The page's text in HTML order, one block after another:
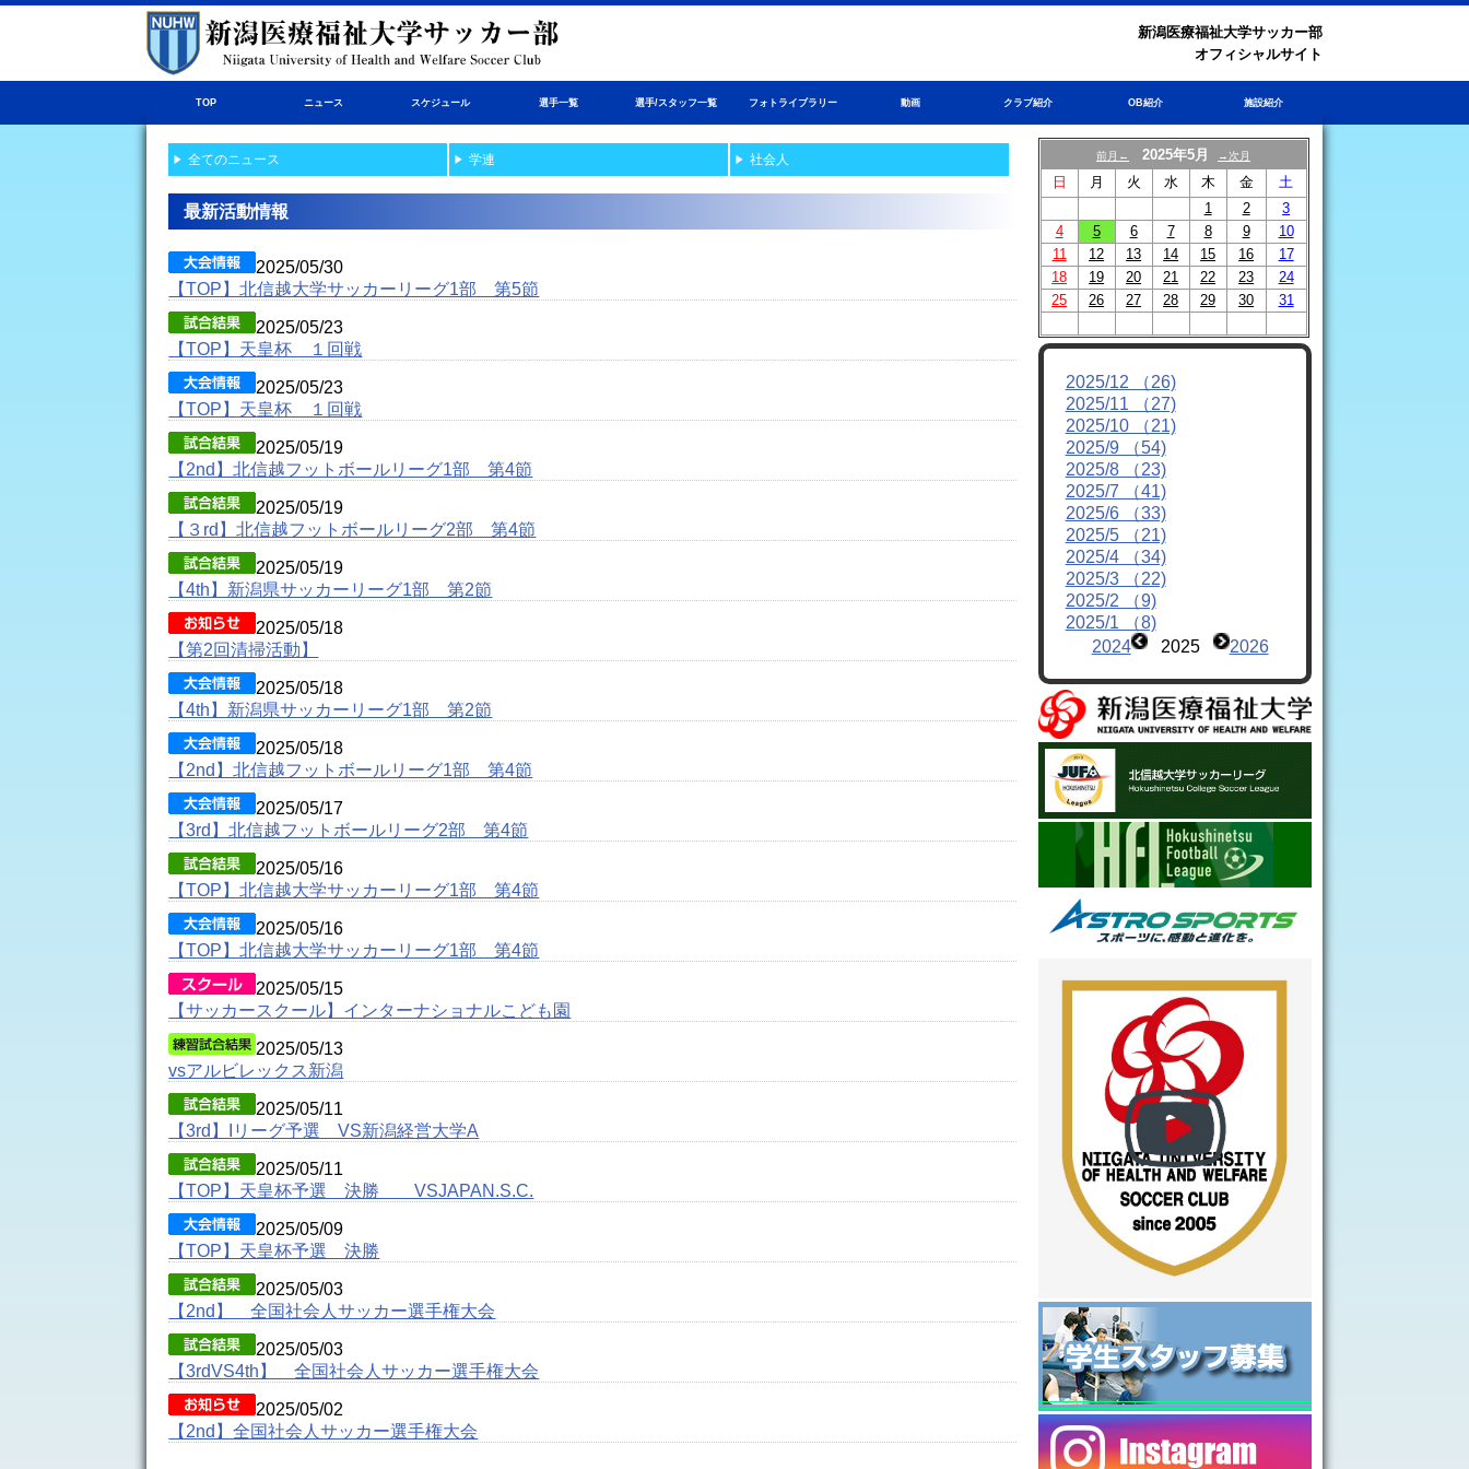
新潟医療福祉大学サッカー部
オフィシャルサイト
TOP ニュース スケジュール 選手一覧 選手/スタッフ一覧 フォトライブラリー 動画 クラブ紹介 OB紹介 施設紹介
全てのニュース 学連 社会人
最新活動情報
2025/05/30
【TOP】北信越大学サッカーリーグ1部 第5節
2025/05/23
【TOP】天皇杯 １回戦
2025/05/23
【TOP】天皇杯 １回戦
2025/05/19
【2nd】北信越フットボールリーグ1部 第4節
2025/05/19
【３rd】北信越フットボールリーグ2部 第4節
2025/05/19
【4th】新潟県サッカーリーグ1部 第2節
2025/05/18
【第2回清掃活動】
2025/05/18
【4th】新潟県サッカーリーグ1部 第2節
2025/05/18
【2nd】北信越フットボールリーグ1部 第4節
2025/05/17
【3rd】北信越フットボールリーグ2部 第4節
2025/05/16
【TOP】北信越大学サッカーリーグ1部 第4節
2025/05/16
【TOP】北信越大学サッカーリーグ1部 第4節
2025/05/15
【サッカースクール】インターナショナルこども園
2025/05/13
vsアルビレックス新潟
2025/05/11
【3rd】Iリーグ予選 VS新潟経営大学A
2025/05/11
【TOP】天皇杯予選 決勝 VSJAPAN.S.C.
2025/05/09
【TOP】天皇杯予選 決勝
2025/05/03
【2nd】 全国社会人サッカー選手権大会
2025/05/03
【3rdVS4th】 全国社会人サッカー選手権大会
2025/05/02
【2nd】全国社会人サッカー選手権大会
前月← 2025年5月 →次月
日 月 火 水 木 金
土
1
2
3
4
5 6 7 8 9
10
11
12 13 14 15 16
17
18
19 20 21 22 23
24
25
26 27 28 29 30 31
2025/12 （26)
2025/11 （27)
2025/10 （21)
2025/9 （54)
2025/8 （23)
2025/7 （41)
2025/6 （33)
2025/5 （21)
2025/4 （34)
2025/3 （22)
2025/2 （9)
2025/1 （8)
2024
2025 2026